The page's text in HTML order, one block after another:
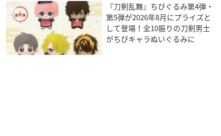
『刀剣乱舞』ちびぐるみ第4弾・
第5弾が2026年8月にプライズと
して登場！全10振りの刀剣男士
がちびキャラぬいぐるみに